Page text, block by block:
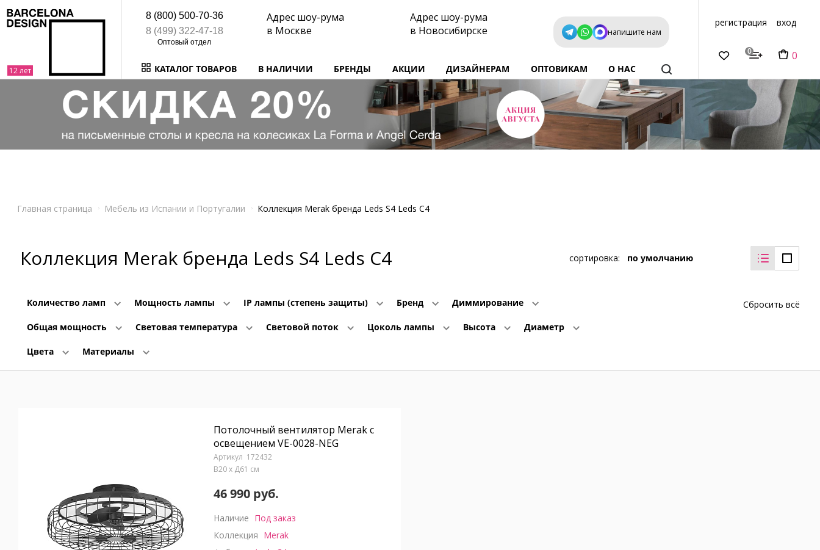
8 (800) 500-70-36
8 (499) 322-47-18
Адрес шоу-рума
в Москве
Адрес шоу-рума
в Новосибирске
напишите нам
КАТАЛОГ ТОВАРОВ В НАЛИЧИИ БРЕНДЫ АКЦИИ ДИЗАЙНЕРАМ ОПТОВИКАМ О НАС
регистрация вход
0 0
Главная страница Мебель из Испании и Португалии Коллекция Merak бренда Leds S4 Leds C4
Коллекция Merak бренда Leds S4 Leds C4
Количество ламп Мощность лампы IP лампы (степень защиты) Бренд Диммирование
Общая мощность Световая температура Световой поток Цоколь лампы Высота Диаметр
Цвета Материалы
сортировка: по умолчанию
Сбросить всё
Потолочный вентилятор Merak с
освещением VE-0028-NEG
172432
В20 x Д61 см
46 990 руб.
Наличие Под заказ
Коллекция Merak